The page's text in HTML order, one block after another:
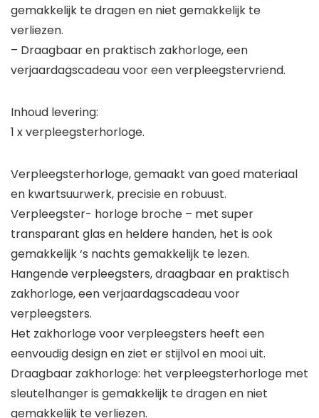
gemakkelijk te dragen en niet gemakkelijk te
verliezen.
– Draagbaar en praktisch zakhorloge, een
verjaardagscadeau voor een verpleegstervriend.
Inhoud levering:
1 x verpleegsterhorloge.
Verpleegsterhorloge, gemaakt van goed materiaal
en kwartsuurwerk, precisie en robuust.
Verpleegster- horloge broche – met super
transparant glas en heldere handen, het is ook
gemakkelijk ‘s nachts gemakkelijk te lezen.
Hangende verpleegsters, draagbaar en praktisch
zakhorloge, een verjaardagscadeau voor
verpleegsters.
Het zakhorloge voor verpleegsters heeft een
eenvoudig design en ziet er stijlvol en mooi uit.
Draagbaar zakhorloge: het verpleegsterhorloge met
sleutelhanger is gemakkelijk te dragen en niet
gemakkelijk te verliezen.